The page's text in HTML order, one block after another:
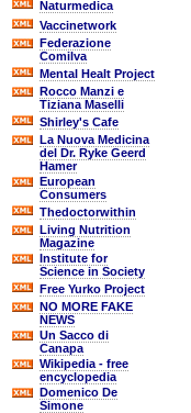
Naturmedica
Vaccinetwork
Federazione
Comilva
Mental Healt Project
Rocco Manzi e
Tiziana Maselli
Shirley's Cafe
La Nuova Medicina
del Dr. Ryke Geerd
Hamer
European
Consumers
Thedoctorwithin
Living Nutrition
Magazine
Institute for
Science in Society
Free Yurko Project
NO MORE FAKE
NEWS
Un Sacco di
Canapa
Wikipedia - free
encyclopedia
Domenico De
Simone